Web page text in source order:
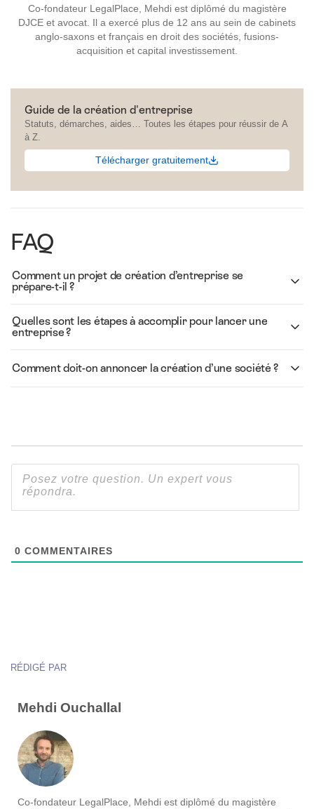
Co-fondateur LegalPlace, Mehdi est diplômé du magistère
DJCE et avocat. Il a exercé plus de 12 ans au sein de cabinets
anglo-saxons et français en droit des sociétés, fusions-
acquisition et capital investissement.
Guide de la création d'entreprise
Statuts, démarches, aides… Toutes les étapes pour réussir de A
à Z.
Télécharger gratuitement
FAQ
Comment un projet de création d’entreprise se
prépare-t-il ?
Quelles sont les étapes à accomplir pour lancer une
entreprise ?
Comment doit-on annoncer la création d’une société ?
0 COMMENTAIRES
RÉDIGÉ PAR
Mehdi Ouchallal
Co-fondateur LegalPlace, Mehdi est diplômé du magistère